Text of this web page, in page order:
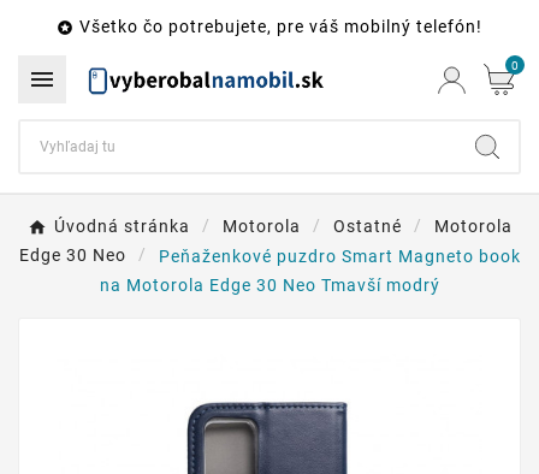
 Všetko čo potrebujete, pre váš mobilný telefón!
 0
Úvodná stránka Motorola Ostatné
Motorola
Edge 30 Neo
Peňaženkové puzdro Smart Magneto book
na Motorola Edge 30 Neo Tmavší modrý